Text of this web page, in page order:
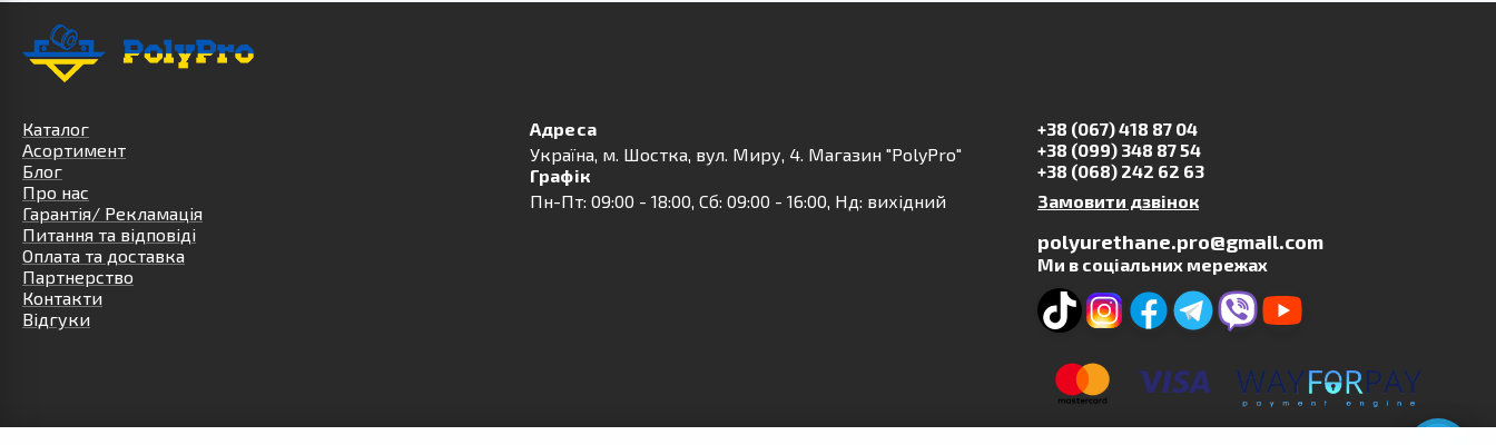
Каталог
Асортимент
Блог
Про нас
Гарантія/ Рекламація
Питання та відповіді
Оплата та доставка
Партнерство
Контакти
Відгуки
Адреса
Українa, м. Шостка, вул. Миру, 4. Магазин "PolyPro"
Графік
Пн-Пт: 09:00 - 18:00, Сб: 09:00 - 16:00, Нд: вихідний
+38 (067) 418 87 04
+38 (099) 348 87 54
+38 (068) 242 62 63
Замовити дзвінок
polyurethane.pro@gmail.com
Ми в соціальних мережах